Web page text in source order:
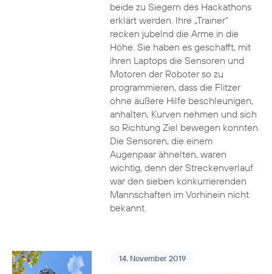
beide zu Siegern des Hackathons
erklärt werden. Ihre „Trainer“
recken jubelnd die Arme in die
Höhe. Sie haben es geschafft, mit
ihren Laptops die Sensoren und
Motoren der Roboter so zu
programmieren, dass die Flitzer
ohne äußere Hilfe beschleunigen,
anhalten, Kurven nehmen und sich
so Richtung Ziel bewegen konnten.
Die Sensoren, die einem
Augenpaar ähnelten, waren
wichtig, denn der Streckenverlauf
war den sieben konkurrierenden
Mannschaften im Vorhinein nicht
bekannt.
14. November 2019